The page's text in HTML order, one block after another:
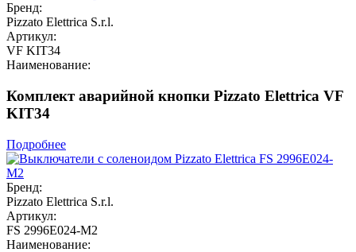
Бренд:
Pizzato Elettrica S.r.l.
Артикул:
VF KIT34
Наименование:
Комплект аварийной кнопки Pizzato Elettrica VF
KIT34
Подробнее
Бренд:
Pizzato Elettrica S.r.l.
Артикул:
FS 2996E024-M2
Наименование: